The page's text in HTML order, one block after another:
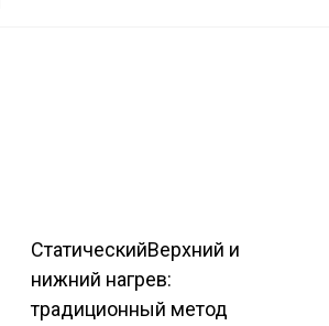
СтатическийВерхний и
нижний нагрев:
традиционный метод